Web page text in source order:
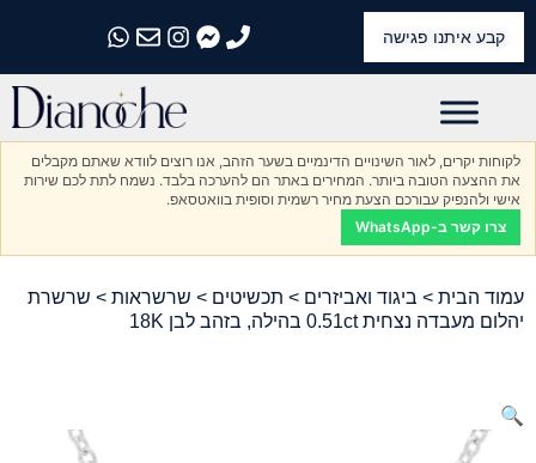
קבע איתנו פגישה
התקשרו אלינו
התקשרו אלינו
התקשרו אלינו
התקשרו אלינו
התקשרו אלינו
לקוחות יקרים, לאור השינויים הדינמיים בשער הזהב, אנו רוצים לוודא שאתם מקבלים
את ההצעה הטובה ביותר. המחירים באתר הם להערכה בלבד. נשמח לתת לכם שירות
אישי ולהנפיק עבורכם הצעת מחיר רשמית וסופית בוואטסאפ.
צרו קשר ב-WhatsApp
עמוד הבית > ביגוד ואביזרים > תכשיטים > שרשראות > שרשרת
יהלום מעבדה נצחית 0.51ct בהילה, בזהב לבן 18K
🔍